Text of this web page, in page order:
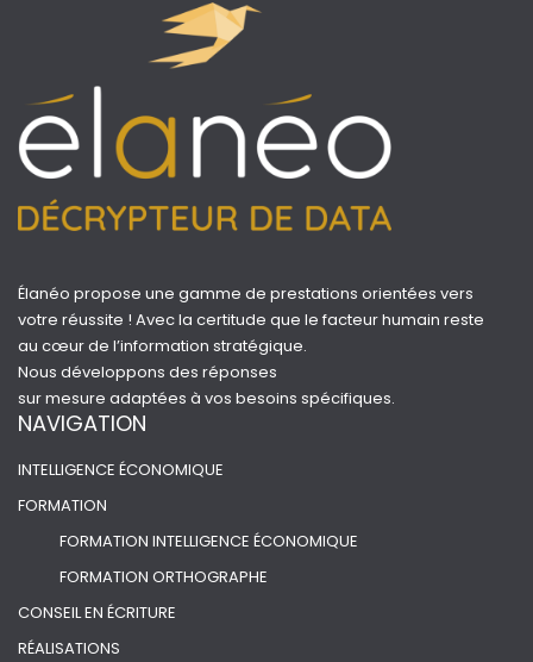
Élanéo propose une gamme de prestations orientées vers
votre réussite ! Avec la certitude que le facteur humain reste
au cœur de l’information stratégique.
Nous développons des réponses
sur mesure adaptées à vos besoins spécifiques.
NAVIGATION
INTELLIGENCE ÉCONOMIQUE
FORMATION
FORMATION INTELLIGENCE ÉCONOMIQUE
FORMATION ORTHOGRAPHE
CONSEIL EN ÉCRITURE
RÉALISATIONS